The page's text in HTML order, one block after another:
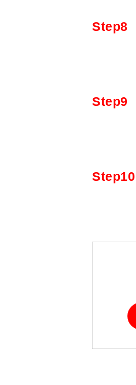
Step8
Step9
Step10